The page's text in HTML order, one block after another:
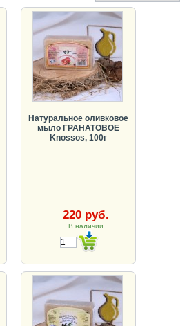
Натуральное оливковое
мыло ГРАНАТОВОЕ
Knossos, 100г
220 руб.
В наличии